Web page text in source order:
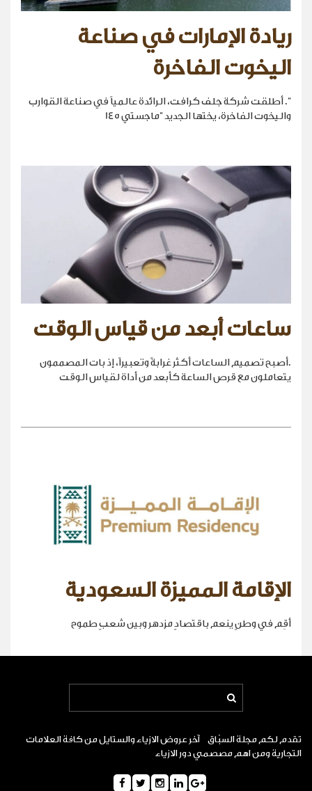
ريادة الإمارات في صناعة
اليخوت الفاخرة
". أطلقت شركة جلف كرافت، الرائدة عالمياً في صناعة القوارب
واليخوت الفاخرة، يختها الجديد "ماجستي 145
ساعات أبعد من قياس الوقت
.أصبح تصميم الساعات أكثر غرابةً وتعبيراً، إذ بات المصممون
يتعاملون مع قرص الساعة كأبعد من أداة لقياس الوقت
الإقامة المميزة السعودية
أقِم في وطنٍ ينعم باقتصادٍ مزدهر وبين شعبٍ طموح
تقدم لكم مجلة السبّاق آخر عروض الازياء والستايل من كافة العلامات
التجارية ومن اهم مصصمي دور الازياء